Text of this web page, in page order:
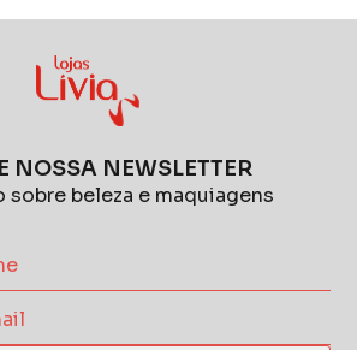
NOSSA NEWSLETTER
sobre beleza e maquiagens